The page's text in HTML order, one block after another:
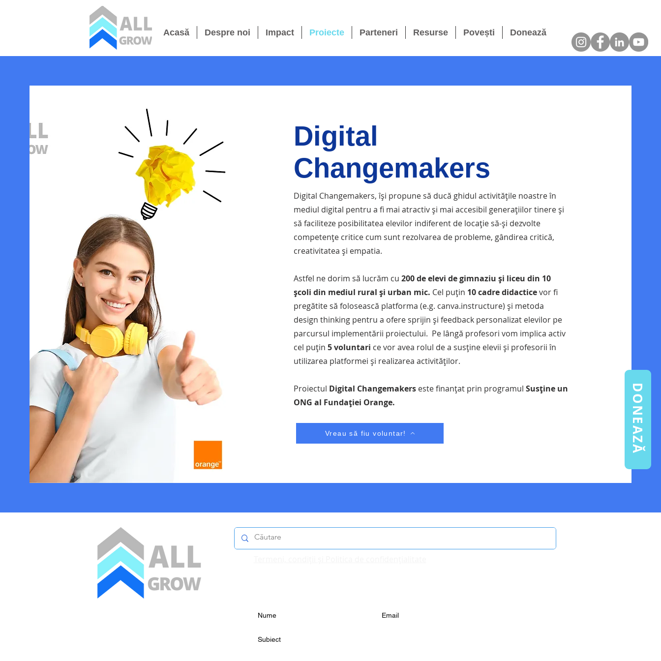
Acasă Despre noi Impact Proiecte Parteneri Resurse Povești Donează
DONEAZĂ
Change Architects a fost recunoscut
unul din cele mai inovative
proiecte gamificate din lume.
Change Architects a fost recunoscut
ca fiindunul din cele mai inovative
proiecte gamificate din lume.
Digital
Changemakers
Digital Changemakers, își propune să ducă ghidul activitățile noastre în
mediul digital pentru a fi mai atractiv și mai accesibil generațiilor tinere și
să faciliteze posibilitatea elevilor indiferent de locație să-și dezvolte
competențe critice cum sunt rezolvarea de probleme, gândirea critică,
creativitatea și empatia.
Astfel ne dorim să lucrăm cu200 de elevi de gimnaziu și liceu din 10
școli din mediul rural și urban mic. Cel puțin 10 cadre didacticevor fi
pregătite să folosească platforma (e.g. canva.instructure) și metoda
design thinking pentru a ofere sprijin și feedback personalizat elevilor pe
parcursul implementării proiectului. Pe lângă profesori vom implica activ
cel puțin5 voluntari ce vor avea rolul de a susține elevii și profesorii în
utilizarea platformei și realizarea activităților.
Proiectul Digital Changemakers este finanțat prin programulSusține un
ONG al Fundației Orange.
Vreau să fiu voluntar!